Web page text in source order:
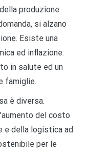
produzione
si alzano
Esiste una
ed inflazione:
in salute ed un
famiglie.
è diversa.
del costo
e della logistica ad
per le